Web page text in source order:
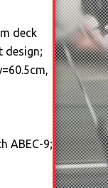
deck
design;
ABEC-9;